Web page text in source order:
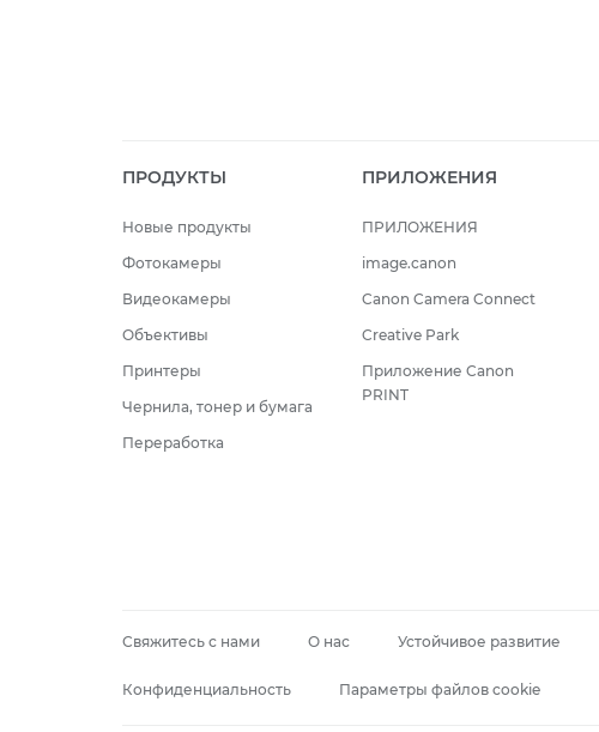
ПРОДУКТЫ
Новые продукты
Фотокамеры
Видеокамеры
Объективы
Принтеры
Чернила, тонер и бумага
Переработка
ПРИЛОЖЕНИЯ
ПРИЛОЖЕНИЯ
image.canon
Canon Camera Connect
Creative Park
Приложение Canon
PRINT
Свяжитесь с нами О нас Устойчивое развитие
Конфиденциальность Параметры файлов cookie